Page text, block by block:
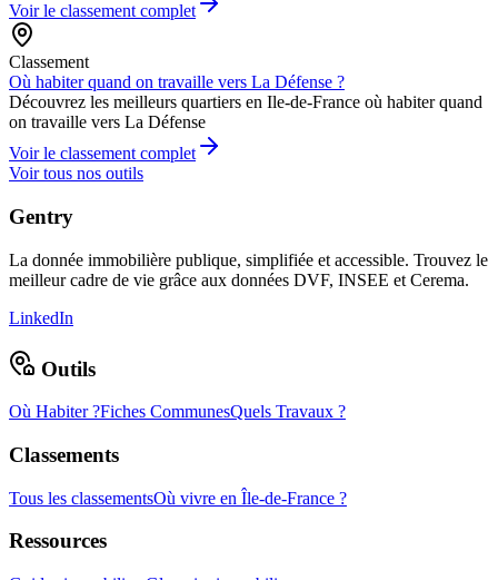
Voir le classement complet
Classement
Où habiter quand on travaille vers La Défense ?
Découvrez les meilleurs quartiers en Ile-de-France où habiter quand
on travaille vers La Défense
Voir le classement complet
Voir tous nos outils
Gentry
La donnée immobilière publique, simplifiée et accessible. Trouvez le
meilleur cadre de vie grâce aux données DVF, INSEE et Cerema.
LinkedIn
Outils
Où Habiter ?Fiches CommunesQuels Travaux ?
Classements
Tous les classementsOù vivre en Île-de-France ?
Ressources